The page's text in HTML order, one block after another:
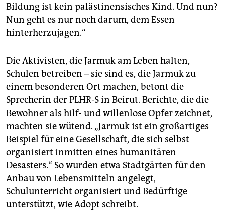
Bildung ist kein palästinensisches Kind. Und nun?
Nun geht es nur noch darum, dem Essen
hinterherzujagen.“
Die Aktivisten, die Jarmuk am Leben halten,
Schulen betreiben – sie sind es, die Jarmuk zu
einem besonderen Ort machen, betont die
Sprecherin der PLHR-S in Beirut. Berichte, die die
Bewohner als hilf- und willenlose Opfer zeichnet,
machten sie wütend. „Jarmuk ist ein großartiges
Beispiel für eine Gesellschaft, die sich selbst
organisiert inmitten eines humanitären
Desasters.“ So wurden etwa Stadtgärten für den
Anbau von Lebensmitteln angelegt,
Schulunterricht organisiert und Bedürftige
unterstützt, wie Adopt schreibt.